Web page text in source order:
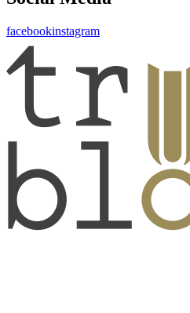
facebookinstagram